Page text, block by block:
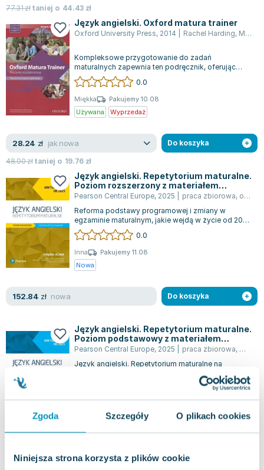
Zgoda Szczegóły O plikach cookies
Niniejsza strona korzysta z plików cookie
77.31złtaniej o 44.43 zł
Język angielski. Oxford matura trainer
Oxford University Press, 2014 Rachel Harding, Marta Markowska
Kompleksowe przygotowanie do zadań
maturalnych zapewnia ten podręcznik, oferując
wszechstronne wsparcie dla uczniów zdających
matu...
0.0
Miękka
Pakujemy 10.08
Używana
Wyprzedaż
28.24 zł jak nowa
48.00złtaniej o 19.76 zł
Do koszyka
Język angielski. Repetytorium maturalne.
Poziom rozszerzony z materiałem
podstawowym. Wydanie uaktualnione od
Arkusze maturalne
Pearson Central Europe, 2025 praca zbiorowa, opracowanie zbiorowe
Reforma podstawy programowej i zmiany w
egzaminie maturalnym, jakie wejdą w życie od 2025
roku, wymagają dokładnego wyboru treści...
0.0
Inna
Pakujemy 11.08
Nowa
152.84 zł nowa Do koszyka
Język angielski. Repetytorium maturalne.
Poziom podstawowy z materiałem
rozszerzonym. Wydanie uaktualnione od
Arkusze maturalne
Pearson Central Europe, 2025 praca zbiorowa, M.
Język angielski. Repetytorium maturalne na
poziomie podstawowym z elementami
rozszerzonymi, to podręcznik dla szkół średnich,